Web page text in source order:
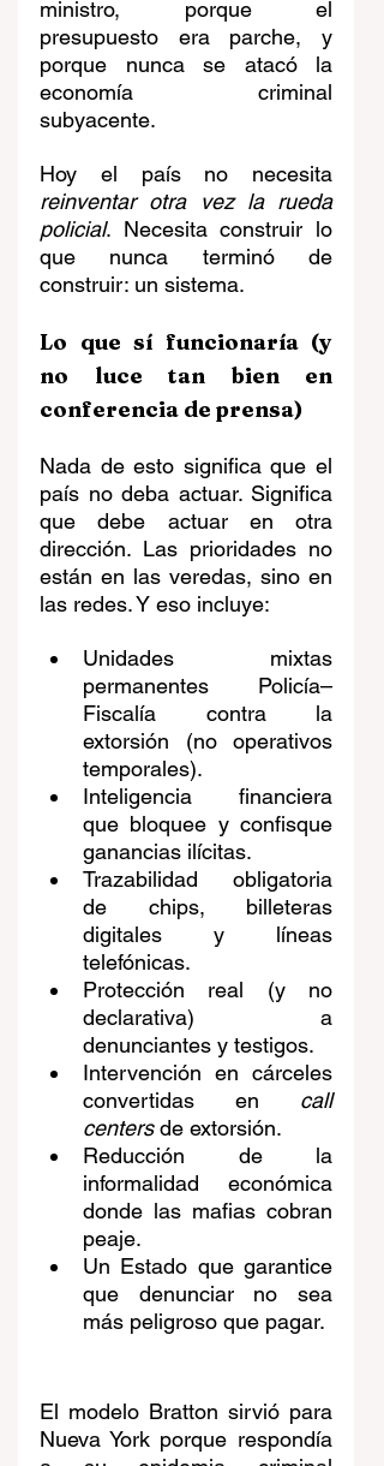
ministro, porque el
presupuesto era parche, y
porque nunca se atacó la
economía criminal
subyacente.
reinventar otra vez la rueda
policial. Necesita construir lo
que nunca terminó de
construir: un sistema.
Lo que sí funcionaría (y
no luce tan bien en
conferencia de prensa)
Nada de esto significa que el
país no deba actuar. Significa
que debe actuar en otra
dirección. Las prioridades no
están en las veredas, sino en
las redes. Y eso incluye:
Unidades mixtas
permanentes Policía–
Fiscalía contra la
extorsión (no operativos
temporales).
Inteligencia financiera
que bloquee y confisque
ganancias ilícitas.
Trazabilidad obligatoria
de chips, billeteras
digitales y líneas
telefónicas.
Protección real (y no
declarativa) a
denunciantes y testigos.
Intervención en cárceles
convertidas en call
centers de extorsión.
Reducción de la
informalidad económica
donde las mafias cobran
peaje.
Un Estado que garantice
que denunciar no sea
más peligroso que pagar.
El modelo Bratton sirvió para
Nueva York porque respondía